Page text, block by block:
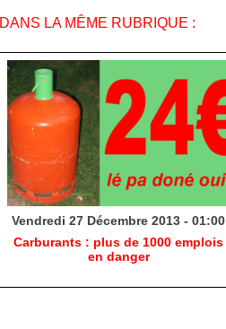
DANS LA MÊME RUBRIQUE :
Vendredi 27 Décembre 2013 - 01:00
Carburants : plus de 1000 emplois
en danger